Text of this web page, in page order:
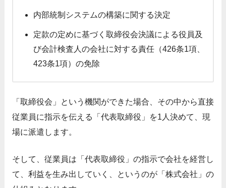
内部統制システムの構築に関する決定
定款の定めに基づく取締役会決議による役員及
び会計検査人の会社に対する責任（426条1項、
423条1項）の免除
「取締役会」という機関ができた場合、その中から直接
従業員に指示を伝える「代表取締役」を1人決めて、現
場に派遣します。
そして、従業員は「代表取締役」の指示で会社を経営し
て、利益を生み出していく、というのが「株式会社」の